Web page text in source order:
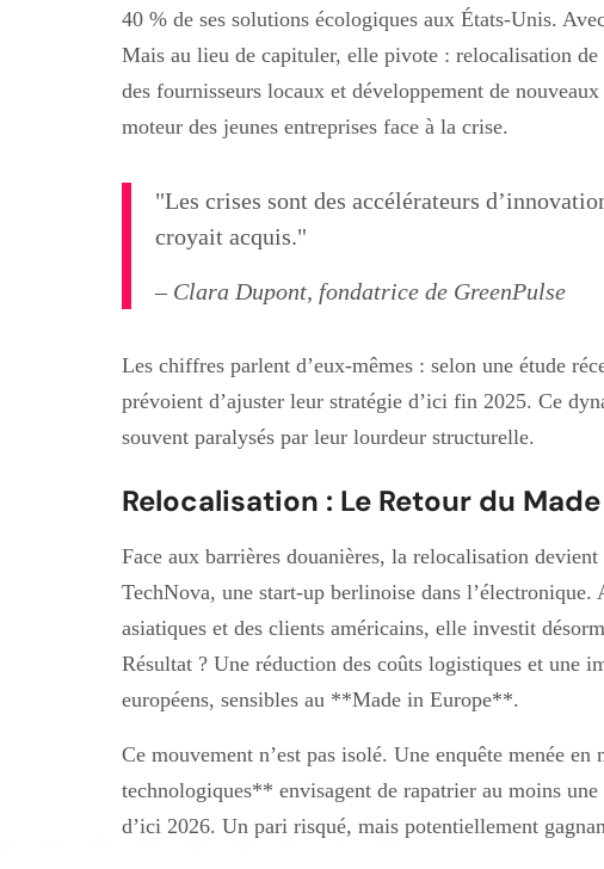
40 % de ses solutions écologiques aux États-Unis.
Mais au lieu de capituler, elle pivote : relocalisation
des fournisseurs locaux et développement de
moteur des jeunes entreprises face à la crise.
"Les crises sont des accélérateurs
croyait acquis."
– Clara Dupont, fondatrice de GreenPulse
Les chiffres parlent d’eux-mêmes : selon une étude
prévoient d’ajuster leur stratégie d’ici fin 2025. Ce
souvent paralysés par leur lourdeur structurelle.
Relocalisation : Le Retour du
Face aux barrières douanières, la relocalisation
TechNova, une start-up berlinoise dans l’électronique.
asiatiques et des clients américains, elle investit
Résultat ? Une réduction des coûts logistiques et une
européens, sensibles au **Made in Europe**.
Ce mouvement n’est pas isolé. Une enquête menée
technologiques** envisagent de rapatrier au moins
d’ici 2026. Un pari risqué, mais potentiellement